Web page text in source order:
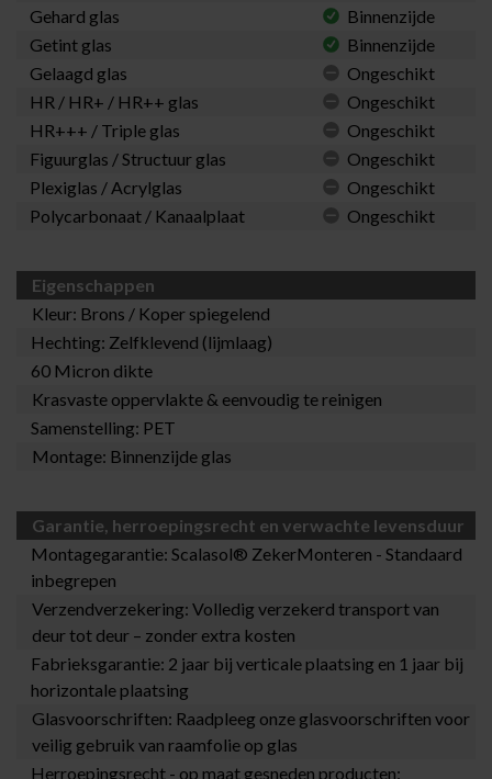
Gehard glas
Binnenzijde
Getint glas
Binnenzijde
Gelaagd glas
Ongeschikt
HR / HR+ / HR++ glas
Ongeschikt
HR+++ / Triple glas
Ongeschikt
Figuurglas / Structuur glas
Ongeschikt
Plexiglas / Acrylglas
Ongeschikt
Polycarbonaat / Kanaalplaat
Ongeschikt
Eigenschappen
Kleur: Brons / Koper spiegelend
Hechting: Zelfklevend (lijmlaag)
60 Micron dikte
Krasvaste oppervlakte & eenvoudig te reinigen
Samenstelling: PET
Montage: Binnenzijde glas
Garantie, herroepingsrecht en verwachte levensduur
Montagegarantie: Scalasol® ZekerMonteren - Standaard
inbegrepen
Verzendverzekering: Volledig verzekerd transport van
deur tot deur – zonder extra kosten
Fabrieksgarantie: 2 jaar bij verticale plaatsing en 1 jaar bij
horizontale plaatsing
Glasvoorschriften: Raadpleeg onze glasvoorschriften voor
veilig gebruik van raamfolie op glas
Herroepingsrecht - op maat gesneden producten: